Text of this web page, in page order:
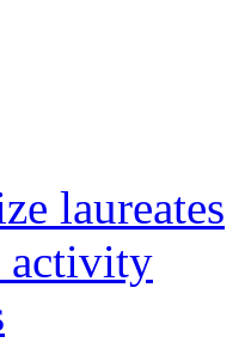
laureates
activity